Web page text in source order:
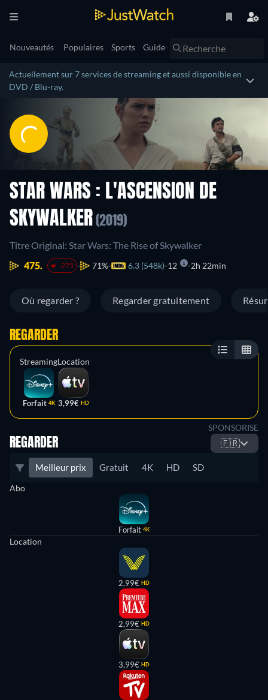
Nouveautés Populaires Sports Guide
Actuellement sur 7 services de streaming et aussi disponible en
DVD / Blu-ray.
STAR WARS : L'ASCENSION DE
SKYWALKER (2019)
Titre Original: Star Wars: The Rise of Skywalker
475.
-275 71% 6.3 (548k) 12 2h 22min
Où regarder ? Regarder gratuitement
REGARDER
Streaming
Forfait 4K
Location
3,99€ HD
SPONSORISE
REGARDER 🇫🇷
Meilleur prix Gratuit 4K HD SD
Abo
Forfait 4K
Location
2,99€ HD
2,99€ HD
3,99€ HD